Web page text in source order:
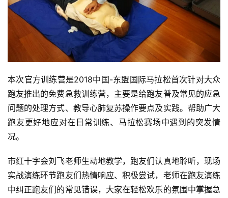
户
精
选
运
集
本次官方训练营是2018中国-东盟国际马拉松首次针对大众
跑友推出的免费急救训练营，主要是给跑友普及常见的应急
问题的处理方式、教导心肺复苏操作要点及实践。帮助广大
跑友更好地应对在日常训练、马拉松赛场中遇到的突发情
况。
市红十字会刘飞老师生动地教学，跑友们认真地聆听，现场
实战演练环节跑友们热情响应、积极尝试，老师在跑友演练
中纠正跑友们的常见错误，大家在轻松欢乐的氛围中掌握急